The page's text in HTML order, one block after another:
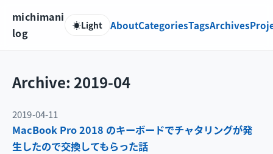
michimani
log
☀️Light AboutCategoriesTagsArchives
Archive: 2019-04
2019-04-11
MacBook Pro 2018 のキーボードでチャタリングが発
生したので交換してもらった話